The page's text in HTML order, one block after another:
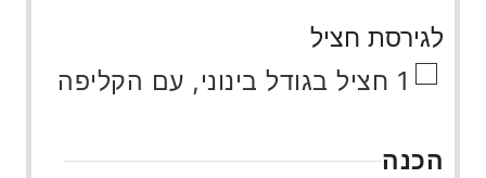
לגירסת חציל
▢
1 חציל בגודל בינוני, עם הקליפה
הכנה